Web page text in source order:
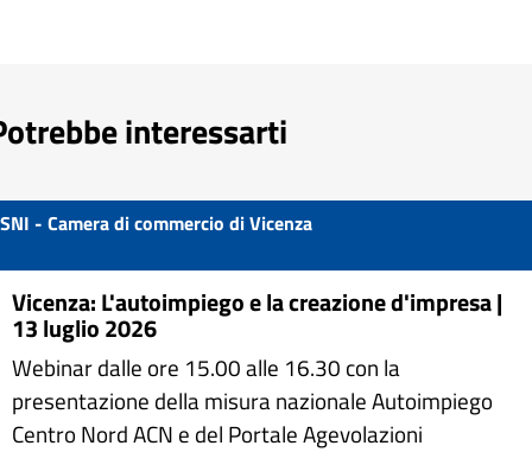
interessarti
SNI - Camera di commercio di Vicenza
Vicenza: L'autoimpiego e la creazione d'impresa |
13 luglio 2026
Webinar dalle ore 15.00 alle 16.30 con la
presentazione della misura nazionale Autoimpiego
Centro Nord ACN e del Portale Agevolazioni